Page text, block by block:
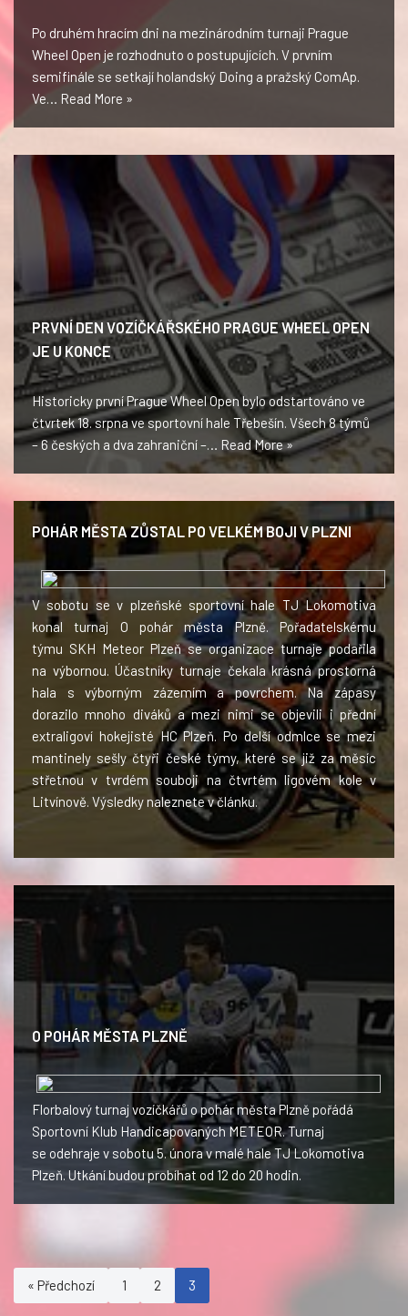
Po druhém hracím dni na mezinárodním turnaji Prague
Wheel Open je rozhodnuto o postupujících. V prvním
semifinále se setkají holandský Doing a pražský ComAp.
Ve… Read More »
PRVNÍ DEN VOZÍČKÁŘSKÉHO PRAGUE WHEEL OPEN
JE U KONCE
Historicky první Prague Wheel Open bylo odstartováno ve
čtvrtek 18. srpna ve sportovní hale Třebešín. Všech 8 týmů
– 6 českých a dva zahraniční –… Read More »
POHÁR MĚSTA ZŮSTAL PO VELKÉM BOJI V PLZNI
V sobotu se v plzeňské sportovní hale TJ Lokomotiva
konal turnaj O pohár města Plzně. Pořadatelskému
týmu SKH Meteor Plzeň se organizace turnaje podařila
na výbornou. Účastníky turnaje čekala krásná prostorná
hala s výborným zázemím a povrchem. Na zápasy
dorazilo mnoho diváků a mezi nimi se objevili i přední
extraligoví hokejisté HC Plzeň. Po delší odmlce se mezi
mantinely sešly čtyři české týmy, které se již za měsíc
střetnou v tvrdém souboji na čtvrtém ligovém kole v
Litvínově. Výsledky naleznete v článku.
O POHÁR MĚSTA PLZNĚ
Florbalový turnaj vozíčkářů o pohár města Plzně pořádá
Sportovní Klub Handicapovaných METEOR. Turnaj
se odehraje v sobotu 5. února v malé hale TJ Lokomotiva
Plzeň. Utkání budou probíhat od 12 do 20 hodin.
« Předchozí 1 2 3